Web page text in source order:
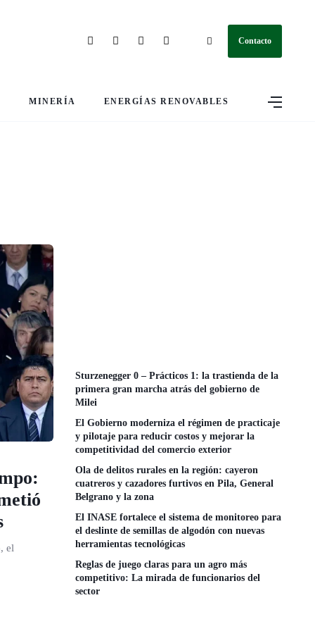
Contacto
MINERÍA ENERGÍAS RENOVABLES
el
Sturzenegger 0 – Prácticos 1: la trastienda de la
primera gran marcha atrás del gobierno de
Milei
El Gobierno moderniza el régimen de practicaje
y pilotaje para reducir costos y mejorar la
competitividad del comercio exterior
Ola de delitos rurales en la región: cayeron
cuatreros y cazadores furtivos en Pila, General
Belgrano y la zona
El INASE fortalece el sistema de monitoreo para
el deslinte de semillas de algodón con nuevas
herramientas tecnológicas
Reglas de juego claras para un agro más
competitivo: La mirada de funcionarios del
sector